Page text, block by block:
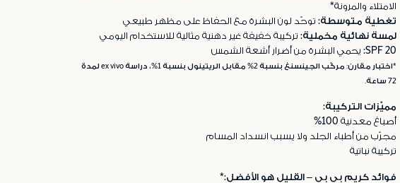
الامتلاء والمرونة*
تغطية متوسطة: توحّد لون البشرة مع الحفاظ على مظهر طبيعي
لمسة نهائية مخملية: تركيبة خفيفة غير دهنية مثالية للاستخدام اليومي
SPF 20: يحمي البشرة من أضرار أشعة الشمس
*اختبار مقارن: مركّب الجينسنغ بنسبة 2% مقابل الريتينول بنسبة 1%، دراسة ex vivo لمدة
72 ساعة.
مميّزات التركيبة:
أصباغ معدنية 100%
مجرّب من أطباء الجلد ولا يسبب انسداد المسام
تركيبة نباتية
فوائد كريم بي بي – القليل هو الأفضل:*